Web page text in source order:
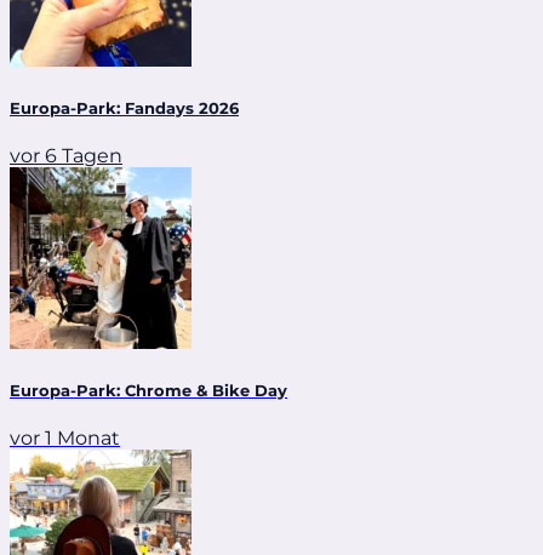
Europa-Park: Fandays 2026
vor 6 Tagen
Europa-Park: Chrome & Bike Day
vor 1 Monat